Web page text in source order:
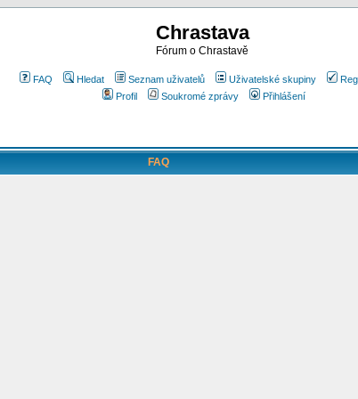
Chrastava
Fórum o Chrastavě
FAQ Hledat Seznam uživatelů Uživatelské skupiny
Profil
Soukromé zprávy Přihlášení
FAQ